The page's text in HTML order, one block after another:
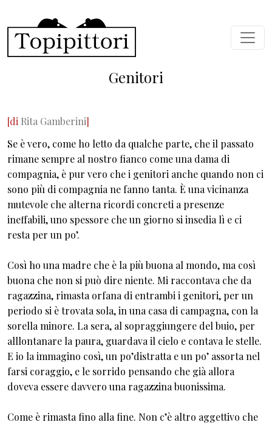
Genitori
[di Rita Gamberini]
Se è vero, come ho letto da qualche parte, che il passato
rimane sempre al nostro fianco come una dama di
compagnia, è pur vero che i genitori anche quando non ci
sono più di compagnia ne fanno tanta. È una vicinanza
mutevole che alterna ricordi concreti a presenze
ineffabili, uno spessore che un giorno si insedia lì e ci
resta per un po’.
Così ho una madre che è la più buona al mondo, ma così
buona che non si può dire niente. Mi raccontava che da
ragazzina, rimasta orfana di entrambi i genitori, per un
periodo si è trovata sola, in una casa di campagna, con la
sorella minore. La sera, al sopraggiungere del buio, per
alllontanare la paura, guardava il cielo e contava le stelle.
E io la immagino così, un po’distratta e un po’ assorta nel
farsi coraggio, e le sorrido pensando che già allora
doveva essere davvero una ragazzina buonissima.
Come è rimasta fino alla fine. Non c’è altro aggettivo che